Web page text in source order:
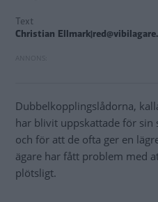
Text
Christian
Dubbelkopplingslådorna,
har blivit uppskattade för sin
och för att de ofta ger en
ägare har fått problem med
plötsligt.